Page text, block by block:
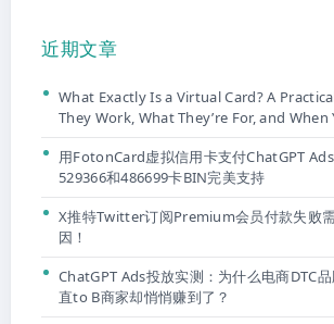
近期文章
What Exactly Is a Virtual Card? A
They Work, What They’re For, and When
用FotonCard虚拟信用卡支付ChatGPT
529366和486699卡BIN完美支持
X推特Twitter订阅Premium会员付款失败
因！
ChatGPT Ads投放实测：为什么电商DTC
直to B商家却悄悄赚到了？